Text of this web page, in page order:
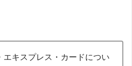
エキスプレス・カードについ